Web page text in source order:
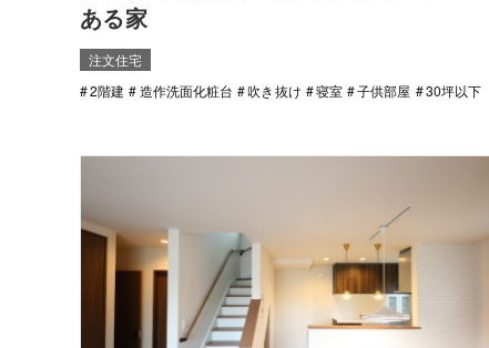
ある家
注文住宅
2階建
造作洗面化粧台 吹き抜け 寝室 子供部屋 30坪以下